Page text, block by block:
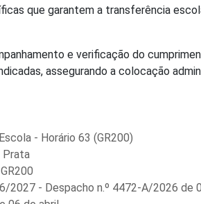
que garantem a transferência
e verificação do
assegurando a colocação
- Horário 63 (GR200)
Prata
2027 - Despacho n.º 4472-A/2026 de